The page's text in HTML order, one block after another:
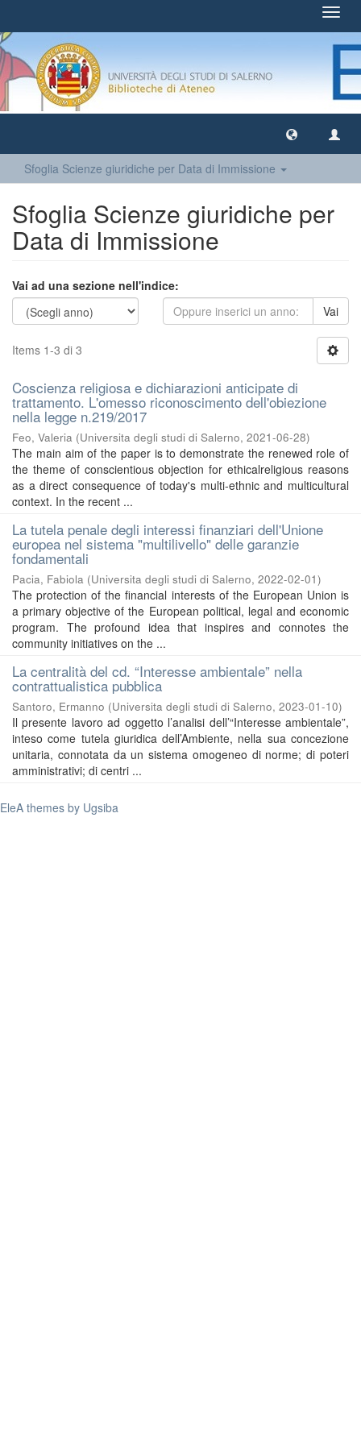
Sfoglia Scienze giuridiche per Data di Immissione
Sfoglia Scienze giuridiche per
Data di Immissione
Vai ad una sezione nell'indice:
Vai
Items 1-3 di 3
Coscienza religiosa e dichiarazioni anticipate di
trattamento. L'omesso riconoscimento dell'obiezione
nella legge n.219/2017
Feo, Valeria (Universita degli studi di Salerno, 2021-06-28)
The main aim of the paper is to demonstrate the renewed role of
the theme of conscientious objection for ethicalreligious reasons
as a direct consequence of today's multi-ethnic and multicultural
context. In the recent ...
La tutela penale degli interessi finanziari dell'Unione
europea nel sistema "multilivello" delle garanzie
fondamentali
Pacia, Fabiola (Universita degli studi di Salerno, 2022-02-01)
The protection of the financial interests of the European Union is
a primary objective of the European political, legal and economic
program. The profound idea that inspires and connotes the
community initiatives on the ...
La centralità del cd. “Interesse ambientale” nella
contrattualistica pubblica
Santoro, Ermanno (Universita degli studi di Salerno, 2023-01-10)
Il presente lavoro ad oggetto l’analisi dell’“Interesse ambientale”,
inteso come tutela giuridica dell’Ambiente, nella sua concezione
unitaria, connotata da un sistema omogeneo di norme; di poteri
amministrativi; di centri ...
EleA themes by Ugsiba